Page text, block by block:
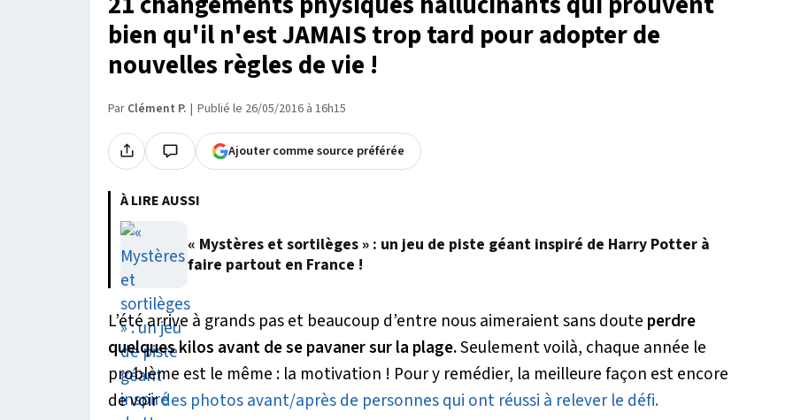
bien qu'il n'est JAMAIS trop tard pour adopter de
nouvelles règles de vie !
Par Clément P. Publié le 26/05/2016 à 16h15
Ajouter comme source préférée
À LIRE AUSSI
« Mystères et sortilèges » : un jeu de piste géant inspiré de Harry Potter à
faire partout en France !
L’été arrive à grands pas et beaucoup d’entre nous aimeraient sans doute perdre
quelques kilos avant de se pavaner sur la plage.Seulement voilà, chaque année le
problème est le même : la motivation ! Pour y remédier, la meilleure façon est encore
de voirdes photos avant/après de personnes qui ont réussi à relever le défi.